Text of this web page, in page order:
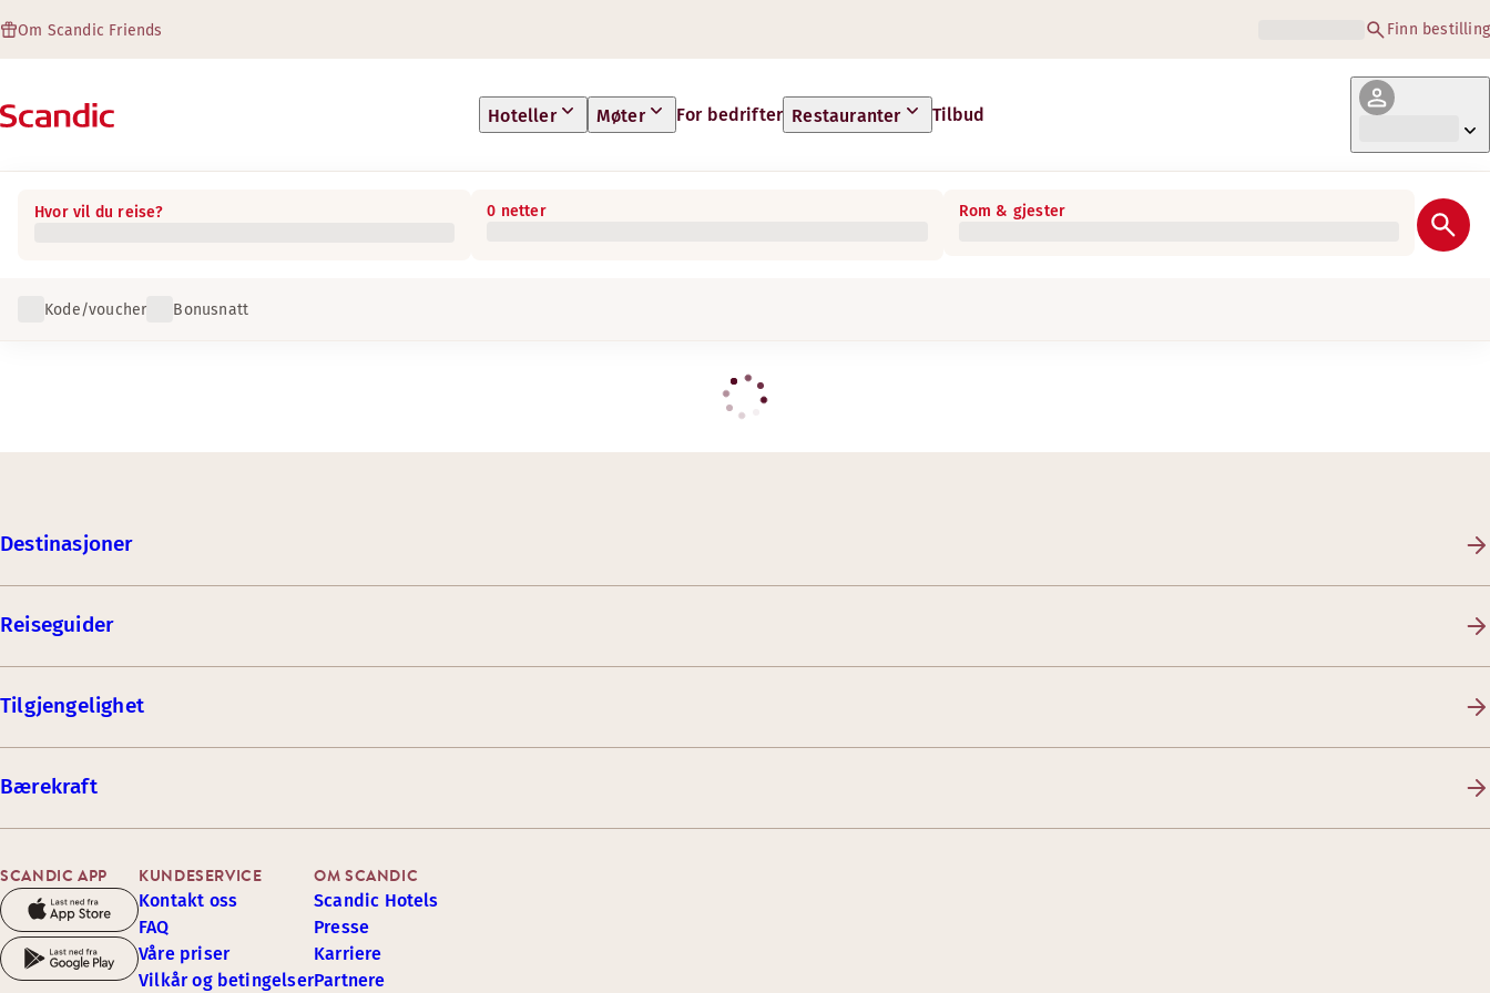
Om Scandic Friends Finn bestilling
Hoteller Møter For bedrifter Restauranter Tilbud
Hvor vil du reise? 0 netter Rom & gjester
Kode/voucher Bonusnatt
Destinasjoner
Reiseguider
Tilgjengelighet
Bærekraft
SCANDIC APP KUNDESERVICE
Kontakt oss
FAQ
Våre priser
Vilkår og betingelser
OM SCANDIC
Scandic Hotels
Presse
Karriere
Partnere